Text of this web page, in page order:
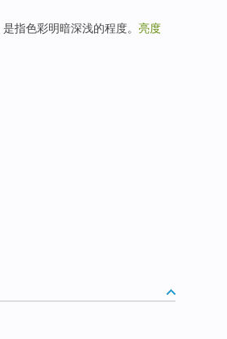
指色彩明暗深浅的程度。 亮度